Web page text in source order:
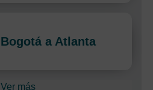
Bogotá a Atlanta
Ver más